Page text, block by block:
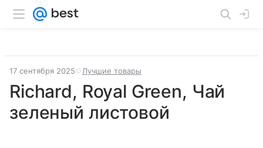
17 сентября 2025 Лучшие товары
Richard, Royal Green, Чай
зеленый листовой